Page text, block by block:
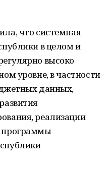
что системная
в целом и
высоко
уровне, в частности
данных,
реализации
программы